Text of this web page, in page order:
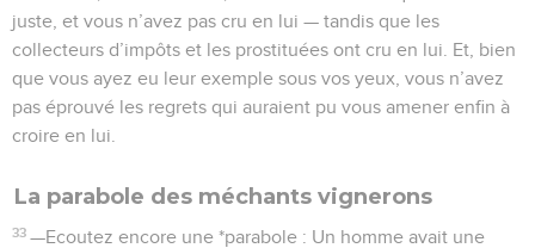
juste, et vous n’avez pas cru en lui — tandis que les
collecteurs d’impôts et les prostituées ont cru en lui. Et, bien
que vous ayez eu leur exemple sous vos yeux, vous n’avez
pas éprouvé les regrets qui auraient pu vous amener enfin à
croire en lui.
La parabole des méchants vignerons
33 —Ecoutez encore une *parabole : Un homme avait une